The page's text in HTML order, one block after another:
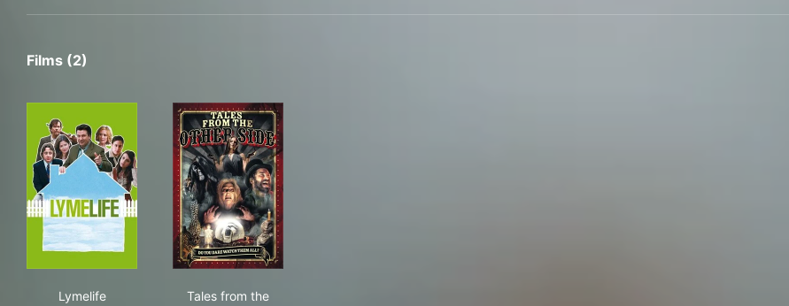
Films (2)
Lymelife
Tales from the